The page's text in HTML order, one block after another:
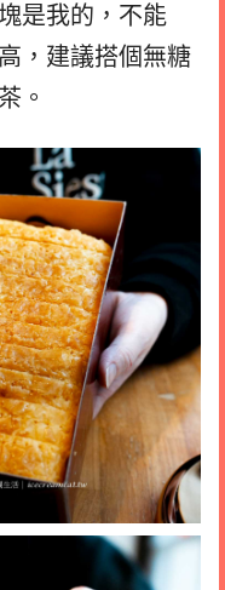
是我的，不能
，建議搭個無糖
。